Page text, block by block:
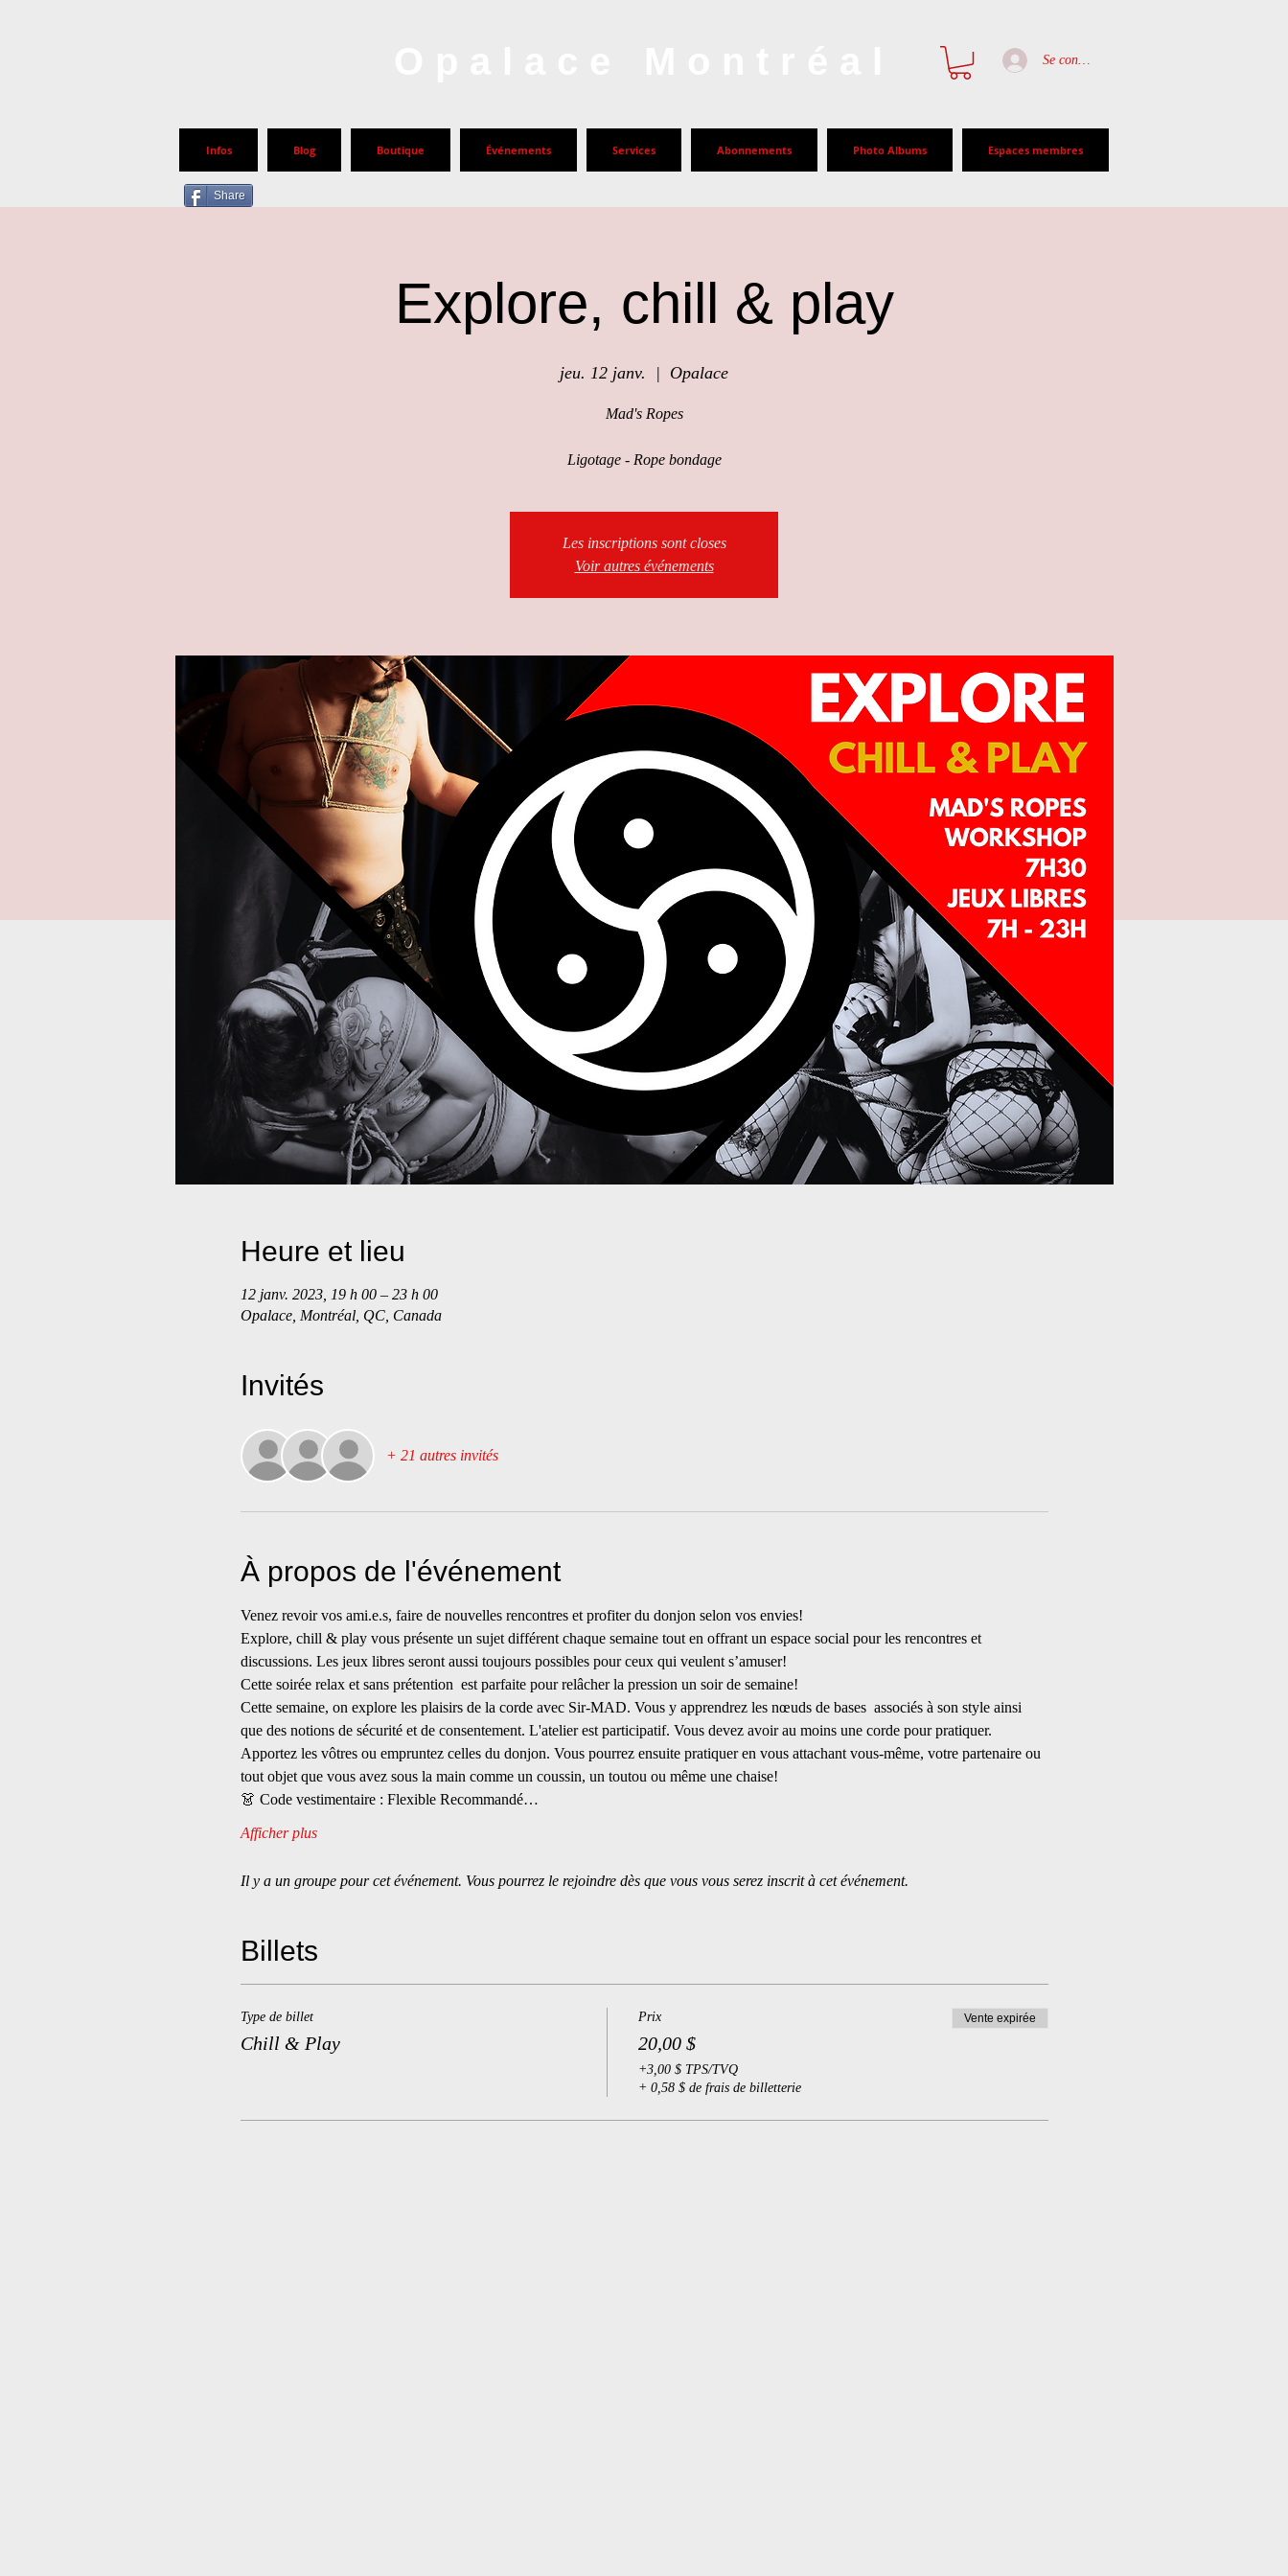
Se connecter
Infos Blog Boutique Événements Services Abonnements Photo Albums Espaces membres
Share
Explore, chill & play
jeu. 12 janv.
  |
Opalace
Mad's Ropes
Ligotage - Rope bondage
Les inscriptions sont closes
Voir autres événements
Heure et lieu
12 janv. 2023, 19 h 00 – 23 h 00
Opalace, Montréal, QC, Canada
Invités
+ 21 autres invités
À propos de l'événement
Venez revoir vos ami.e.s, faire de nouvelles rencontres et profiter du donjon selon vos envies!
Explore, chill & play vous présente un sujet différent chaque semaine tout en offrant un espace social pour les rencontres et
discussions. Les jeux libres seront aussi toujours possibles pour ceux qui veulent s’amuser!
Cette soirée relax et sans prétention  est parfaite pour relâcher la pression un soir de semaine!
Cette semaine, on explore les plaisirs de la corde avec Sir-MAD. Vous y apprendrez les nœuds de bases  associés à son style ainsi
que des notions de sécurité et de consentement. L'atelier est participatif. Vous devez avoir au moins une corde pour pratiquer.
Apportez les vôtres ou empruntez celles du donjon. Vous pourrez ensuite pratiquer en vous attachant vous-même, votre partenaire ou
tout objet que vous avez sous la main comme un coussin, un toutou ou même une chaise!
👗 Code vestimentaire : Flexible Recommandé…
Afficher plus
Il y a un groupe pour cet événement. Vous pourrez le rejoindre dès que vous vous serez inscrit à cet événement.
Billets
Type de billet
Chill & Play
Prix
20,00 $
+3,00 $ TPS/TVQ
+ 0,58 $ de frais de billetterie
Vente expirée